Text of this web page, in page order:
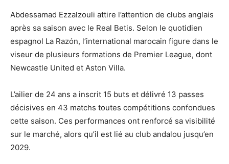
Abdessamad Ezzalzouli attire l’attention de clubs anglais
après sa saison avec le Real Betis. Selon le quotidien
espagnol La Razón, l’international marocain figure dans le
viseur de plusieurs formations de Premier League, dont
Newcastle United et Aston Villa.
L’ailier de 24 ans a inscrit 15 buts et délivré 13 passes
décisives en 43 matchs toutes compétitions confondues
cette saison. Ces performances ont renforcé sa visibilité
sur le marché, alors qu’il est lié au club andalou jusqu’en
2029.